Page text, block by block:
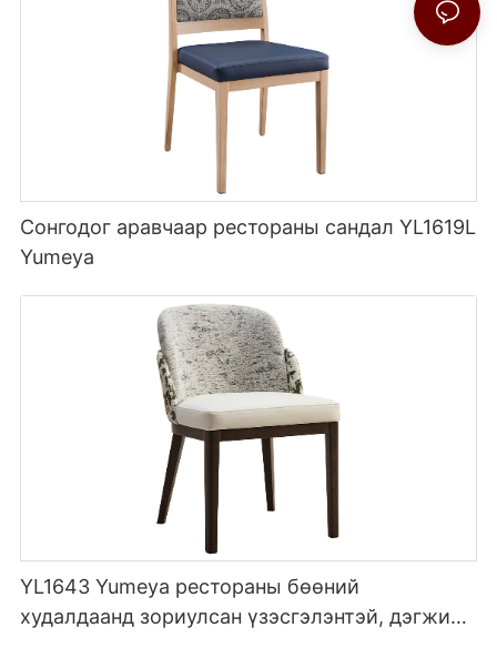
Сонгодог аравчаар рестораны сандал YL1619L
Yumeya
YL1643 Yumeya рестораны бөөний
худалдаанд зориулсан үзэсгэлэнтэй, дэгжин